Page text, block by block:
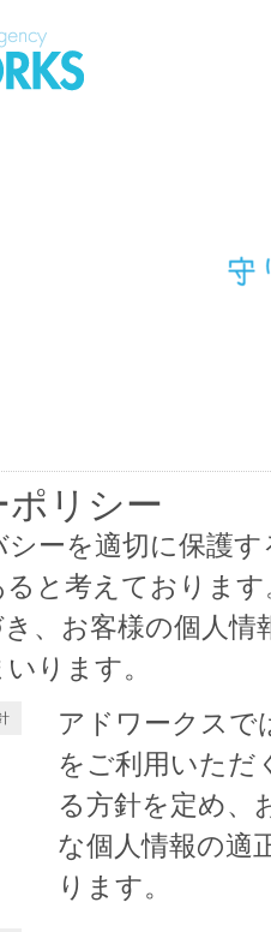
リシー
ーを適切に保護
と考えておりま
、お客様の個人
ります。
アドワークスで
をご利用いただ
る方針を定め、
な個人情報の適
ります。